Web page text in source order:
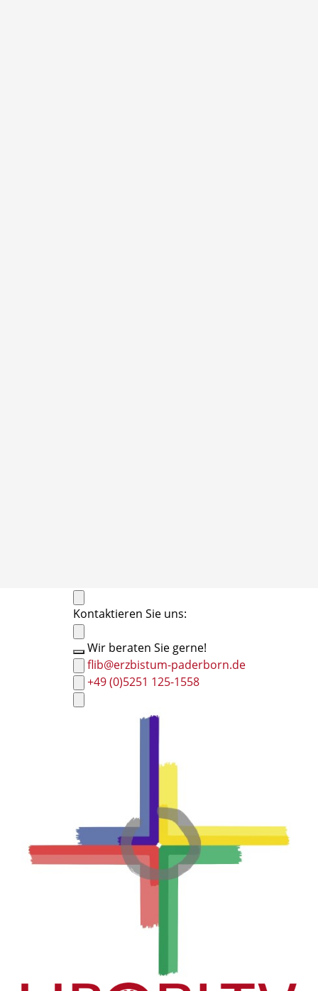
Kontaktieren Sie uns:
Wir beraten Sie gerne!
flib@erzbistum-paderborn.de
+49 (0)5251 125-1558